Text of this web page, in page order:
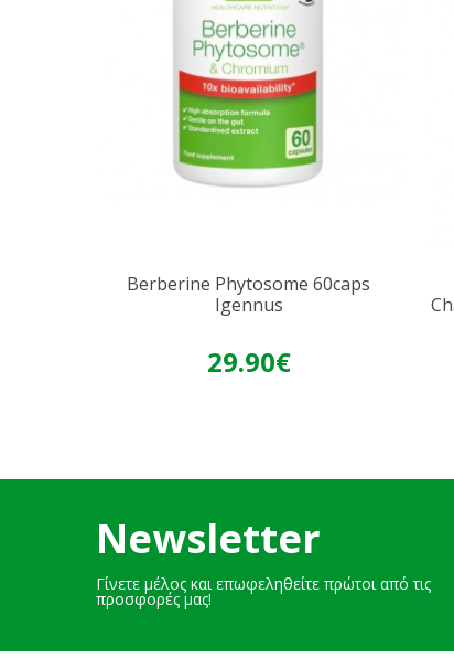
Berberine Phytosome 60caps
Igennus
29.90€
Newsletter
Γίνετε μέλος και επωφεληθείτε πρώτοι από τις
προσφορές μας!